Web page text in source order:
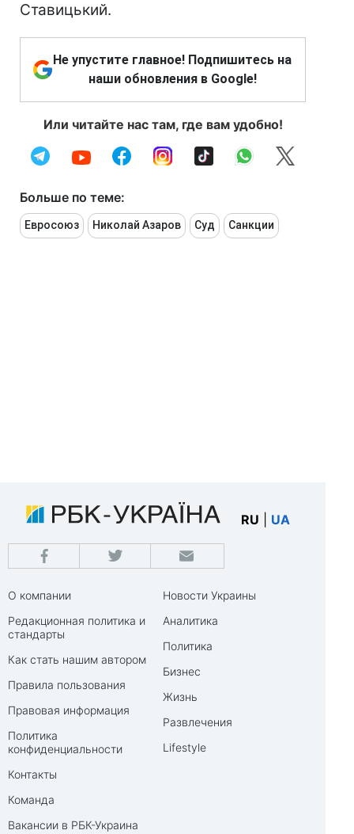
Ставицький.
Не упустите главное! Подпишитесь на
наши обновления в Google!
Или читайте нас там, где вам удобно!
Больше по теме:
Евросоюз Николай Азаров Суд Санкции
RU UA
О компании
Редакционная политика и
стандарты
Как стать нашим автором
Правила пользования
Правовая информация
Политика
конфиденциальности
Контакты
Команда
Вакансии в РБК-Украина
Новости Украины
Аналитика
Политика
Бизнес
Жизнь
Развлечения
Lifestyle